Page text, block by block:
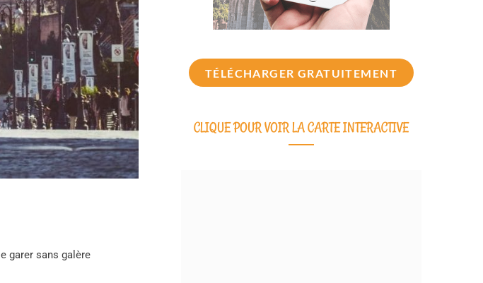
garer sans galère
TÉLÉCHARGER GRATUITEMENT
CLIQUE POUR VOIR LA CARTE INTERACTIVE